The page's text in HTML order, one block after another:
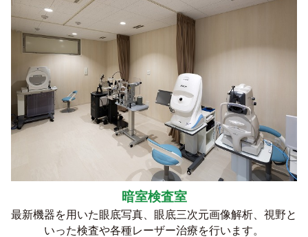
暗室検査室
最新機器を用いた眼底写真、眼底三次元画像解析、視野と
いった検査や各種レーザー治療を行います。